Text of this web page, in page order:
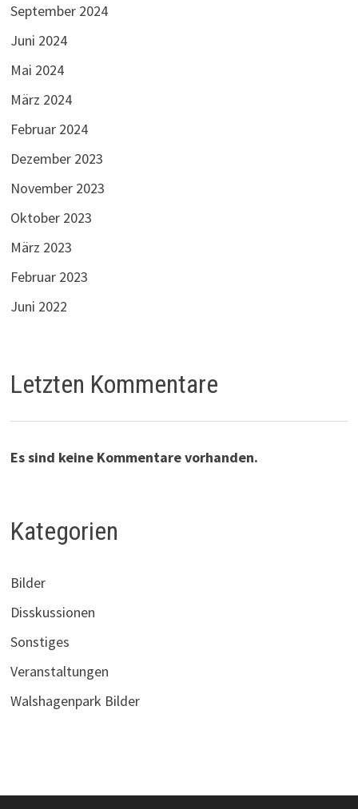
September 2024
Juni 2024
Mai 2024
März 2024
Februar 2024
Dezember 2023
November 2023
Oktober 2023
März 2023
Februar 2023
Juni 2022
Letzten Kommentare
Es sind keine Kommentare vorhanden.
Kategorien
Bilder
Disskussionen
Sonstiges
Veranstaltungen
Walshagenpark Bilder